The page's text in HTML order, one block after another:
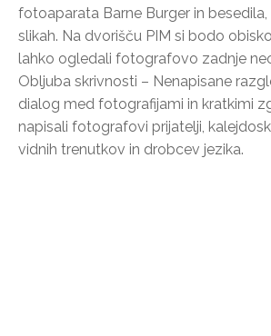
fotoaparata Barne Burger in
slikah. Na dvorišču PIM si bodo
lahko ogledali fotografovo zadnje
Obljuba skrivnosti – Nenapisane
dialog med fotografijami in kratkimi
napisali fotografovi prijatelji,
vidnih trenutkov in drobcev jezika.